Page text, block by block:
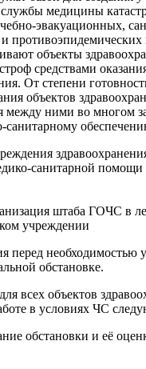
медицины
эвакуационных,
противоэпидемических
объекты
средствами
От степени
объектов
между ними во многом
санитарному
санитарной помощи
штаба ГОЧС в
учреждении
перед необходимостью
обстановке.
для всех объектов
в условиях ЧС
обстановки и её